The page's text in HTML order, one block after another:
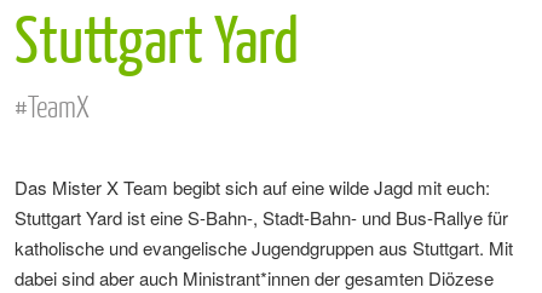
Stuttgart Yard
#TeamX
Das Mister X Team begibt sich auf eine wilde Jagd mit euch:
Stuttgart Yard ist eine S-Bahn-, Stadt-Bahn- und Bus-Rallye für
katholische und evangelische Jugendgruppen aus Stuttgart. Mit
dabei sind aber auch Ministrant*innen der gesamten Diözese